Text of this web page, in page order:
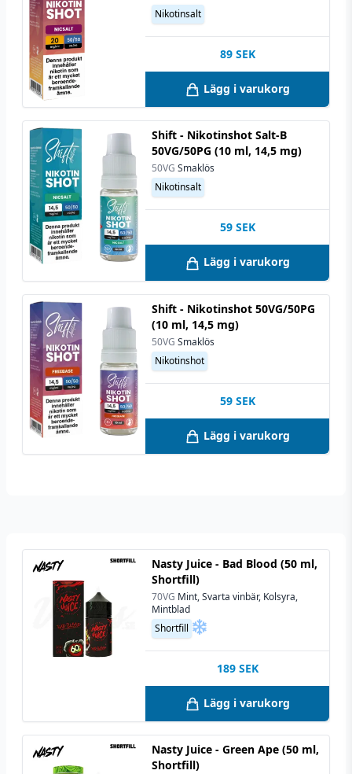
Nikotinsalt
89 SEK
Lägg i varukorg
Shift - Nikotinshot Salt-B
50VG/50PG (10 ml, 14,5 mg)
50VG Smaklös
Nikotinsalt
59 SEK
Lägg i varukorg
Shift - Nikotinshot 50VG/50PG
(10 ml, 14,5 mg)
50VG Smaklös
Nikotinshot
59 SEK
Lägg i varukorg
Nasty Juice - Bad Blood (50 ml,
Shortfill)
70VG Mint, Svarta vinbär, Kolsyra,
Mintblad
Shortfill
189 SEK
Lägg i varukorg
Nasty Juice - Green Ape (50 ml,
Shortfill)